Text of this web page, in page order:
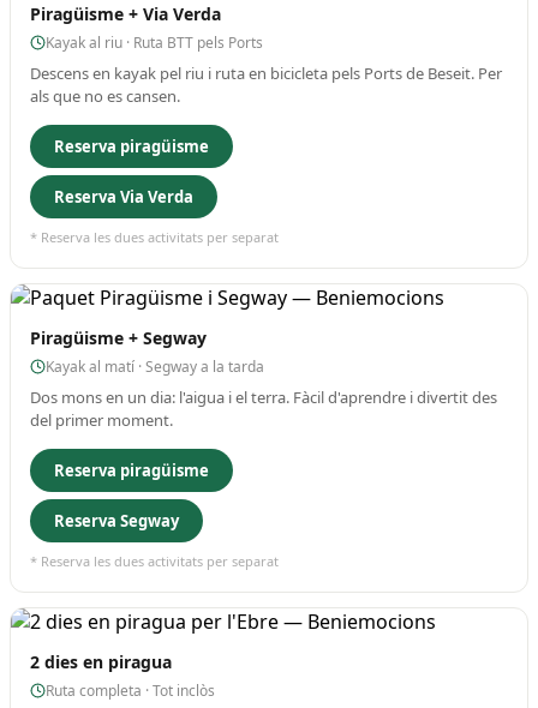
Piragüisme + Via Verda
Kayak al riu · Ruta BTT pels Ports
Descens en kayak pel riu i ruta en bicicleta pels Ports de Beseit. Per
als que no es cansen.
Reserva piragüisme
Reserva Via Verda
* Reserva les dues activitats per separat
Piragüisme + Segway
Kayak al matí · Segway a la tarda
Dos mons en un dia: l'aigua i el terra. Fàcil d'aprendre i divertit des
del primer moment.
Reserva piragüisme
Reserva Segway
* Reserva les dues activitats per separat
2 dies en piragua
Ruta completa · Tot inclòs